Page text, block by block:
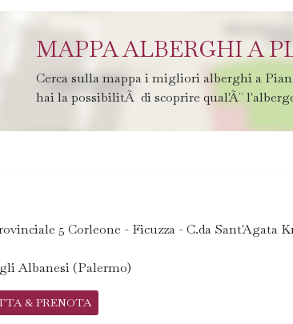
MAPPA ALBERGHI A
Cerca sulla mappa i migliori alberghi a
hai la possibilitÃ di scoprire qual'Ã¨
5 Corleone - Ficuzza - C.da Sant'Agata
Albanesi (Palermo)
& PRENOTA